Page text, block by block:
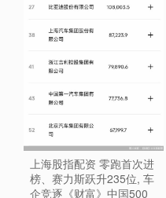
上海股指配资 零跑首次进
榜、赛力斯跃升235位, 车
企竞逐《财富》中国500